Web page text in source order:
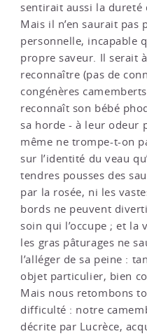
sentirait aussi la dureté
Mais il n’en saurait
personnelle, incapable
propre saveur. Il serait
reconnaître (pas de
congénères
reconnaît son bébé
sa horde - à leur odeur
même ne trompe-t-on
sur l’identité du veau
tendres pousses des
par la rosée, ni les
bords ne peuvent
soin qui l’occupe ; et la
les gras pâturages ne
l’alléger de sa peine :
objet particulier, bien
Mais nous retombons
difficulté : notre
décrite par Lucrèce,